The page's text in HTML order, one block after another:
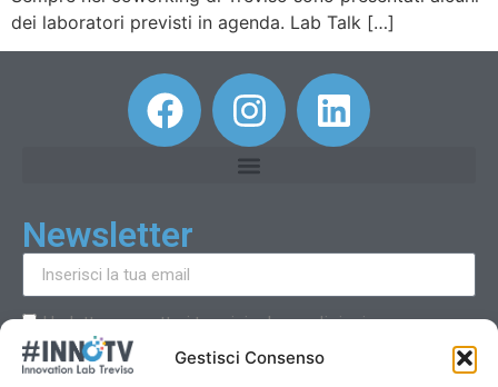
Gestisci Consenso
dei laboratori previsti in agenda. Lab Talk […]
Newsletter
Ho letto e accetto i termini e le condizioni